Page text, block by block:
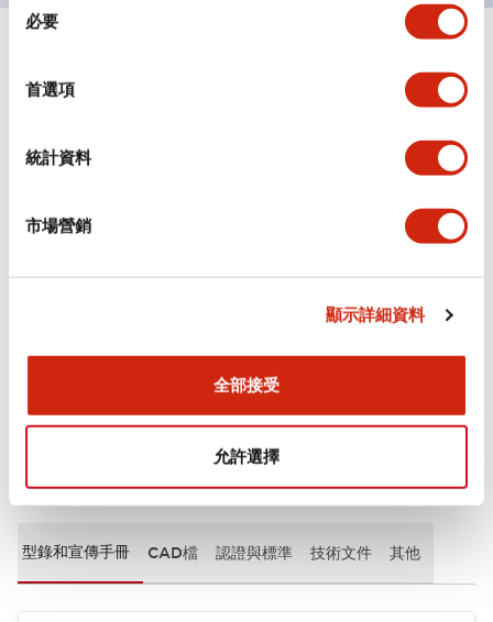
必要
首選項
統計資料
市場營銷
顯示詳細資料
全部接受
允許選擇
電氣規範（額定照明部分）
環境規範
型錄和宣傳手冊 CAD檔 認證與標準 技術文件 其他